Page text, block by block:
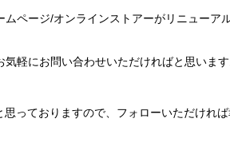
ページ/オンラインストアーがリニューア
軽にお問い合わせいただければと思います
っておりますので、フォローいただければ